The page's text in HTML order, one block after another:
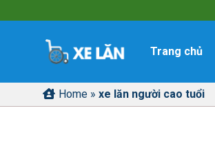
Trang chủ
Home » xe lăn người cao tuổi